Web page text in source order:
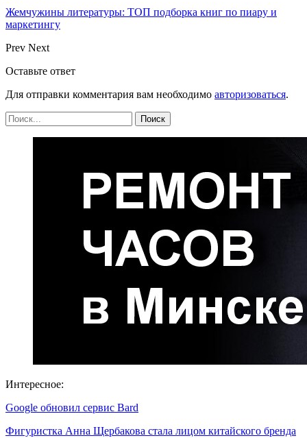
Жемчужины литературы: ТОП подборка книг по пиару и
маркетингу
Prev Next
Оставьте ответ
Для отправки комментария вам необходимо авторизоваться.
Интересное:
Google обновил сервис Bard
Фигуристка Анна Щербакова стала лицом китайского бренда